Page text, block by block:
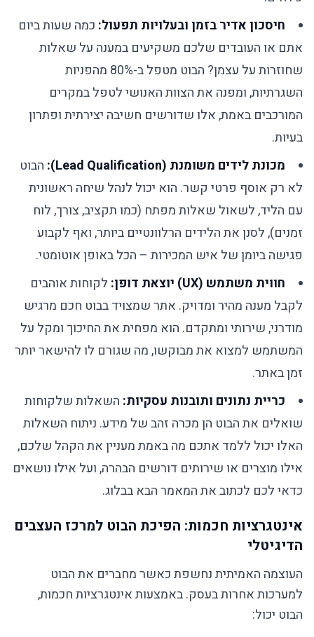
חיסכון אדיר בזמן ובעלויות תפעול: כמה שעות ביום
אתם או העובדים שלכם משקיעים במענה על שאלות
שחוזרות על עצמן? הבוט מטפל ב-80% מהפניות
השגרתיות, ומפנה את הצוות האנושי לטפל במקרים
המורכבים באמת, אלו שדורשים חשיבה יצירתית ופתרון
בעיות.
מכונת לידים משומנת (Lead Qualification):
הבוט
לא רק אוסף פרטי קשר. הוא יכול לנהל שיחה ראשונית
עם הליד, לשאול שאלות מפתח (כמו תקציב, צורך, לוח
זמנים), לסנן את הלידים הרלוונטיים ביותר, ואף לקבוע
פגישה ביומן של איש המכירות – הכל באופן אוטומטי.
חווית משתמש (UX) יוצאת דופן:
לקוחות אוהבים
לקבל מענה מהיר ומדויק. אתר שמצויד בבוט חכם מרגיש
מודרני, שירותי ומתקדם. הוא מפחית את החיכוך ומקל על
המשתמש למצוא את מבוקשו, מה שגורם לו להישאר יותר
זמן באתר.
כריית נתונים ותובנות עסקיות: השאלות שלקוחות
שואלים את הבוט הן מכרה זהב של מידע. ניתוח השאלות
האלו יכול ללמד אתכם מה באמת מעניין את הקהל שלכם,
אילו מוצרים או שירותים דורשים הבהרה, ועל אילו נושאים
כדאי לכם לכתוב את המאמר הבא בבלוג.
אינטגרציות חכמות: הפיכת הבוט למרכז העצבים
הדיגיטלי
העוצמה האמיתית נחשפת כאשר מחברים את הבוט
למערכות אחרות בעסק. באמצעות אינטגרציות חכמות,
הבוט יכול: